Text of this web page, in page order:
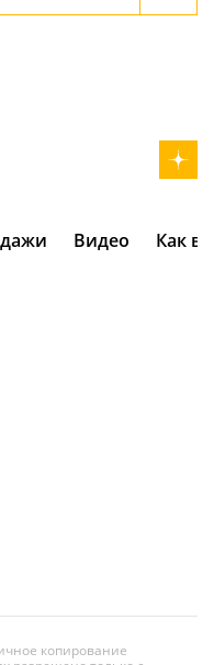
Видео Как
копирование